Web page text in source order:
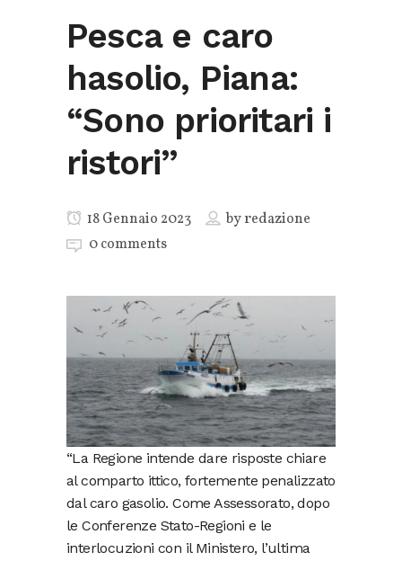
Pesca e caro
hasolio, Piana:
“Sono prioritari i
ristori”
18 Gennaio 2023 byredazione
0 comments
“La Regione intende dare risposte chiare
al comparto ittico, fortemente penalizzato
dal caro gasolio. Come Assessorato, dopo
le Conferenze Stato-Regioni e le
interlocuzioni con il Ministero, l’ultima